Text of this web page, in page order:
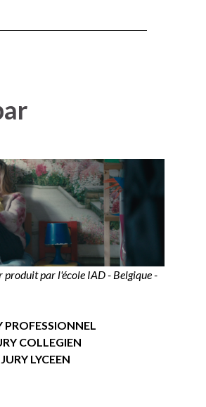
par l'école IAD - Belgique -
PROFESSIONNEL
COLLEGIEN
LYCEEN